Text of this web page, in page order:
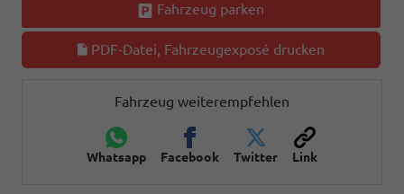
Fahrzeug parken
PDF-Datei, Fahrzeugexposé drucken
Fahrzeug weiterempfehlen
Whatsapp Facebook Twitter Link